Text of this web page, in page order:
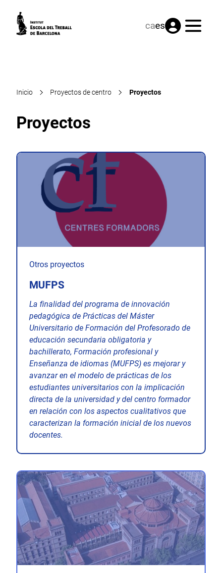
caes Menú
Inicio Proyectos de centro Proyectos
Proyectos
Otros proyectos
MUFPS
La finalidad del programa de innovación
pedagógica de Prácticas del Máster
Universitario de Formación del Profesorado de
educación secundaria obligatoria y
bachillerato, Formación profesional y
Enseñanza de idiomas (MUFPS) es mejorar y
avanzar en el modelo de prácticas de los
estudiantes universitarios con la implicación
directa de la universidad y del centro formador
en relación con los aspectos cualitativos que
caracterizan la formación inicial de los nuevos
docentes.